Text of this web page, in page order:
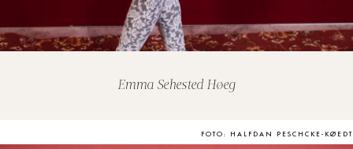
Emma Sehested Høeg
FOTO: HALFDAN PESCHCKE-KØEDT